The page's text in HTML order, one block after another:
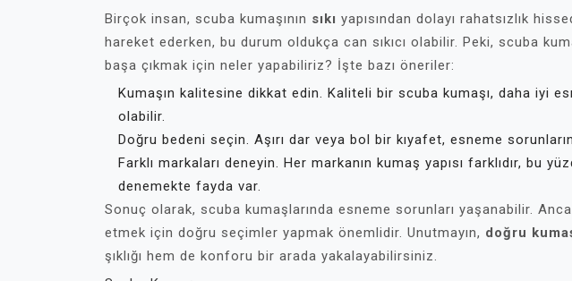
Birçok insan, scuba kumaşının sıkı yapısından dolayı rahatsızlık
hareket ederken, bu durum oldukça can sıkıcı olabilir. Peki, scuba
başa çıkmak için neler yapabiliriz? İşte bazı öneriler:
Kumaşın kalitesine dikkat edin. Kaliteli bir scuba kumaşı, daha iyi
olabilir.
Doğru bedeni seçin. Aşırı dar veya bol bir kıyafet, esneme
Farklı markaları deneyin. Her markanın kumaş yapısı farklıdır, bu
denemekte fayda var.
Sonuç olarak, scuba kumaşlarında esneme sorunları yaşanabilir.
etmek için doğru seçimler yapmak önemlidir. Unutmayın, doğru
şıklığı hem de konforu bir arada yakalayabilirsiniz.